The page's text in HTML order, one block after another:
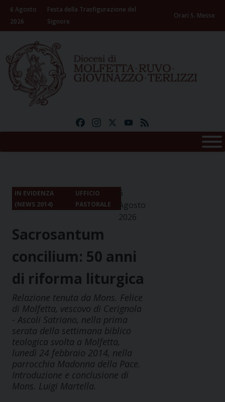
Skip
content
6 Agosto
2026
Festa della Trasfigurazione del
Signore
Orari S. Messe
FacebookInstagramYouTube
IN EVIDENZA
(NEWS 2014)
UFFICIO
PASTORALE
6
Agosto
2026
Sacrosantum
concilium: 50 anni
di riforma liturgica
Relazione tenuta da Mons. Felice
di Molfetta, vescovo di Cerignola
- Ascoli Satriano, nella prima
serata della settimana biblico
teologica svolta a Molfetta,
lunedì 24 febbraio 2014, nella
parrocchia Madonna della Pace.
Introduzione e conclusione di
Mons. Luigi Martella.